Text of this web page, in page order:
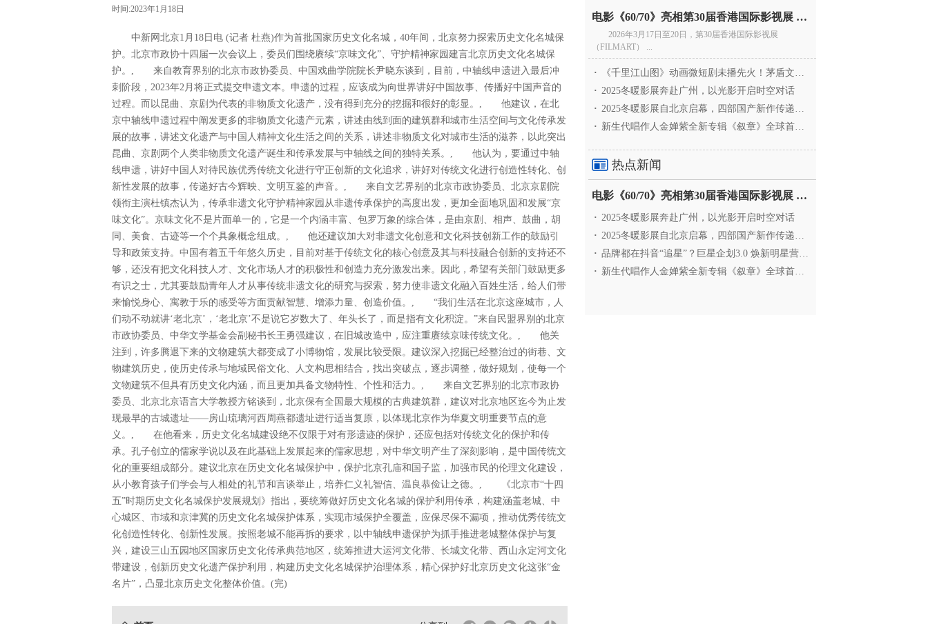
时间:2023年1月18日
中新网北京1月18日电 (记者 杜燕)作为首批国家历史文化名城，40年间，北京努力探索历史文化名城保
护。北京市政协十四届一次会议上，委员们围绕赓续“京味文化”、守护精神家园建言北京历史文化名城保
护。, 来自教育界别的北京市政协委员、中国戏曲学院院长尹晓东谈到，目前，中轴线申遗进入最后冲
刺阶段，2023年2月将正式提交申遗文本。申遗的过程，应该成为向世界讲好中国故事、传播好中国声音的
过程。而以昆曲、京剧为代表的非物质文化遗产，没有得到充分的挖掘和很好的彰显。, 他建议，在北
京中轴线申遗过程中阐发更多的非物质文化遗产元素，讲述由线到面的建筑群和城市生活空间与文化传承发
展的故事，讲述文化遗产与中国人精神文化生活之间的关系，讲述非物质文化对城市生活的滋养，以此突出
昆曲、京剧两个人类非物质文化遗产诞生和传承发展与中轴线之间的独特关系。, 他认为，要通过中轴
线申遗，讲好中国人对待民族优秀传统文化进行守正创新的文化追求，讲好对传统文化进行创造性转化、创
新性发展的故事，传递好古今辉映、文明互鉴的声音。, 来自文艺界别的北京市政协委员、北京京剧院
领衔主演杜镇杰认为，传承非遗文化守护精神家园从非遗传承保护的高度出发，更加全面地巩固和发展“京
味文化”。京味文化不是片面单一的，它是一个内涵丰富、包罗万象的综合体，是由京剧、相声、鼓曲，胡
同、美食、古迹等一个个具象概念组成。, 他还建议加大对非遗文化创意和文化科技创新工作的鼓励引
导和政策支持。中国有着五千年悠久历史，目前对基于传统文化的核心创意及其与科技融合创新的支持还不
够，还没有把文化科技人才、文化市场人才的积极性和创造力充分激发出来。因此，希望有关部门鼓励更多
有识之士，尤其要鼓励青年人才从事传统非遗文化的研究与探索，努力使非遗文化融入百姓生活，给人们带
来愉悦身心、寓教于乐的感受等方面贡献智慧、增添力量、创造价值。, “我们生活在北京这座城市，人
们动不动就讲‘老北京’，‘老北京’不是说它岁数大了、年头长了，而是指有文化积淀。”来自民盟界别的北京
市政协委员、中华文学基金会副秘书长王勇强建议，在旧城改造中，应注重赓续京味传统文化。, 他关
注到，许多腾退下来的文物建筑大都变成了小博物馆，发展比较受限。建议深入挖掘已经整治过的街巷、文
物建筑历史，使历史传承与地域民俗文化、人文构思相结合，找出突破点，逐步调整，做好规划，使每一个
文物建筑不但具有历史文化内涵，而且更加具备文物特性、个性和活力。, 来自文艺界别的北京市政协
委员、北京北京语言大学教授方铭谈到，北京保有全国最大规模的古典建筑群，建议对北京地区迄今为止发
现最早的古城遗址——房山琉璃河西周燕都遗址进行适当复原，以体现北京作为华夏文明重要节点的意
义。, 在他看来，历史文化名城建设绝不仅限于对有形遗迹的保护，还应包括对传统文化的保护和传
承。孔子创立的儒家学说以及在此基础上发展起来的儒家思想，对中华文明产生了深刻影响，是中国传统文
化的重要组成部分。建议北京在历史文化名城保护中，保护北京孔庙和国子监，加强市民的伦理文化建设，
从小教育孩子们学会与人相处的礼节和言谈举止，培养仁义礼智信、温良恭俭让之德。, 《北京市“十四
五”时期历史文化名城保护发展规划》指出，要统筹做好历史文化名城的保护利用传承，构建涵盖老城、中
心城区、市域和京津冀的历史文化名城保护体系，实现市域保护全覆盖，应保尽保不漏项，推动优秀传统文
化创造性转化、创新性发展。按照老城不能再拆的要求，以中轴线申遗保护为抓手推进老城整体保护与复
兴，建设三山五园地区国家历史文化传承典范地区，统筹推进大运河文化带、长城文化带、西山永定河文化
带建设，创新历史文化遗产保护利用，构建历史文化名城保护治理体系，精心保护好北京历史文化这张“金
名片”，凸显北京历史文化整体价值。(完)
电影《60/70》亮相第30届香港国际影视展 冲刺戛纳备
2026年3月17日至20日，第30届香港国际影视展
（FILMART） ...
·
《千里江山图》动画微短剧未播先火！茅盾文学奖IP首
· 2025冬暖影展奔赴广州，以光影开启时空对话
· 2025冬暖影展自北京启幕，四部国产新作传递银幕温情
· 新生代唱作人金婵紫全新专辑《叙章》全球首发，颠覆
热点新闻
电影《60/70》亮相第30届香港国际影视展 冲刺戛纳备
· 2025冬暖影展奔赴广州，以光影开启时空对话
· 2025冬暖影展自北京启幕，四部国产新作传递银幕温情
· 品牌都在抖音“追星”？巨星企划3.0 焕新明星营销，让
· 新生代唱作人金婵紫全新专辑《叙章》全球首发，颠覆